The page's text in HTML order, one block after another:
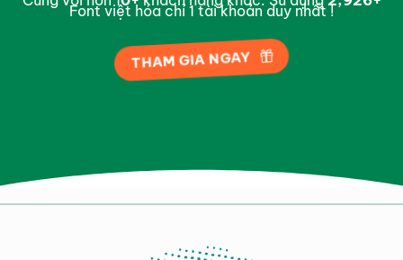
Font việt hóa chỉ 1 tài khoản duy nhất !
THAM GIA NGAY